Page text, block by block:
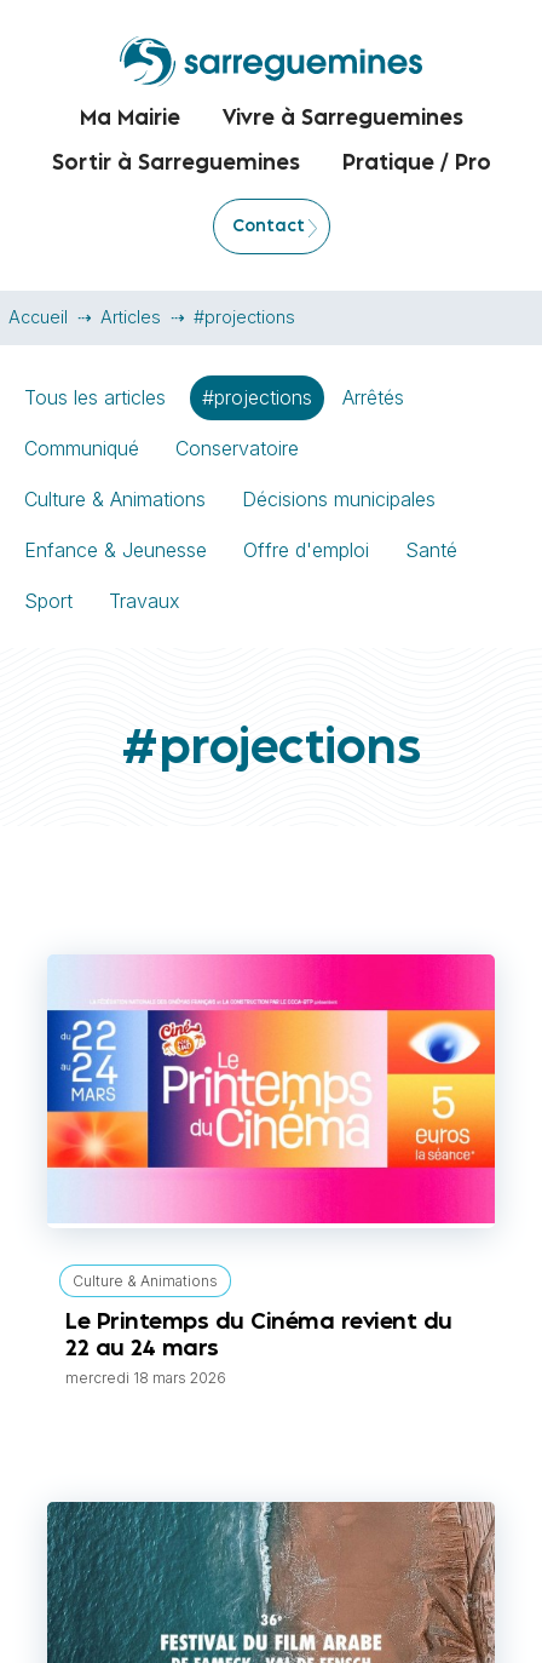
Ma Mairie Vivre à Sarreguemines
Sortir à Sarreguemines Pratique / Pro
Contact
Accueil Articles #projections
Tous les articles #projections Arrêtés
Communiqué Conservatoire
Culture & Animations Décisions municipales
Enfance & Jeunesse Offre d'emploi Santé
Sport Travaux
#projections
Culture & Animations
Le Printemps du Cinéma revient du
22 au 24 mars
mercredi 18 mars 2026